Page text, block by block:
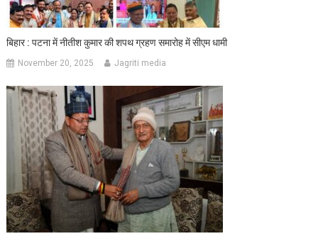
बिहार : पटना में नीतीश कुमार की शपथ ग्रहण समारोह में सीएम धामी
November 20, 2025 Jagriti media